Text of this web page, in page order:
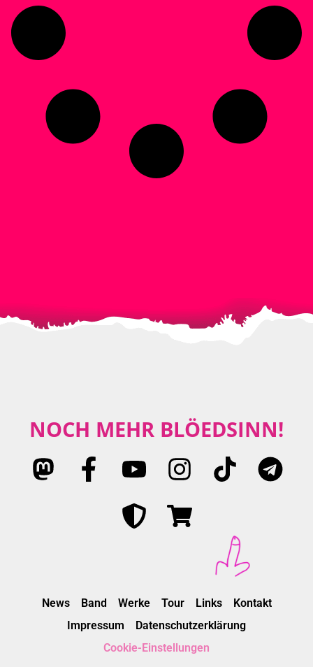
NOCH MEHR BLÖEDSINN!
News Band Werke Tour Links
Kontakt
Impressum
Datenschutzerklärung
Cookie-Einstellungen